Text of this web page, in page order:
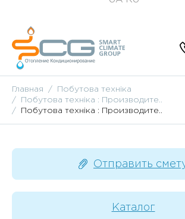
Главная
Побутова техніка
Побутова техніка : Производите..
Побутова техніка : Производите..
Отправить
Каталог